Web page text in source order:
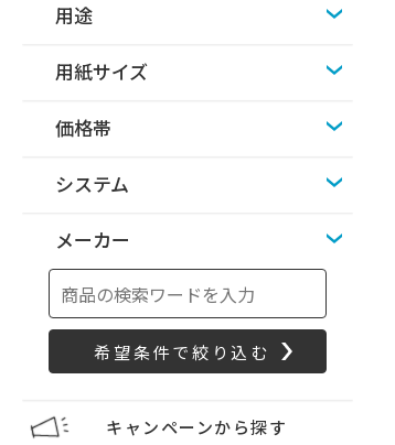
用途
用紙サイズ
価格帯
システム
メーカー
キャンペーンから探す